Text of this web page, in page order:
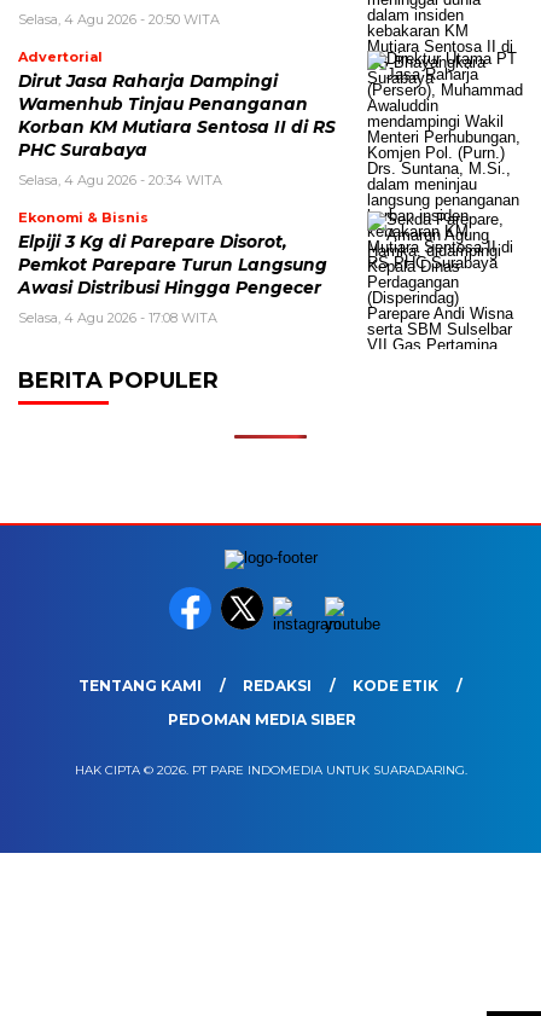
Selasa, 4 Agu 2026 - 20:50 WITA
Advertorial
Dirut Jasa Raharja Dampingi
Wamenhub Tinjau Penanganan
Korban KM Mutiara Sentosa II di RS
PHC Surabaya
Selasa, 4 Agu 2026 - 20:34 WITA
Ekonomi & Bisnis
Elpiji 3 Kg di Parepare Disorot,
Pemkot Parepare Turun Langsung
Awasi Distribusi Hingga Pengecer
Selasa, 4 Agu 2026 - 17:08 WITA
BERITA POPULER
TENTANG KAMI REDAKSI
KODE ETIK
PEDOMAN MEDIA SIBER
HAK CIPTA © 2026. PT PARE INDOMEDIA UNTUK SUARADARING.